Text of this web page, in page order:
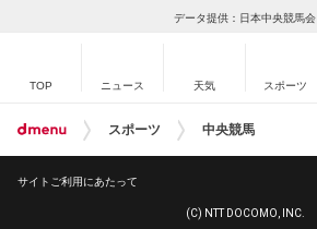
データ提供：日本中央競馬会
TOP ニュース 天気 スポーツ
スポーツ 中央競馬
サイトご利用にあたって
(C) NTT DOCOMO, INC.